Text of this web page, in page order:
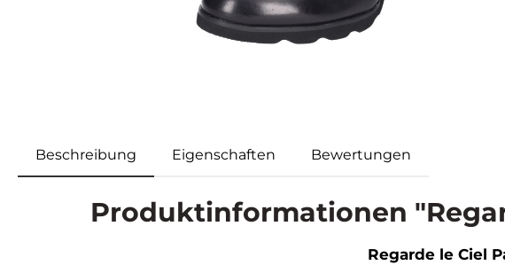
Beschreibung Eigenschaften Bewertungen
Produktinformationen
Regarde le Ciel